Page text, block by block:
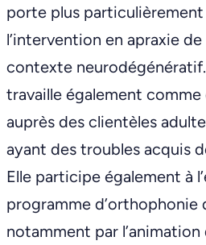
porte plus particulièrement
l’intervention en apraxie de
contexte
travaille également
auprès des clientèles
ayant des troubles acquis
Elle participe également à
programme d’orthophonie
notamment par